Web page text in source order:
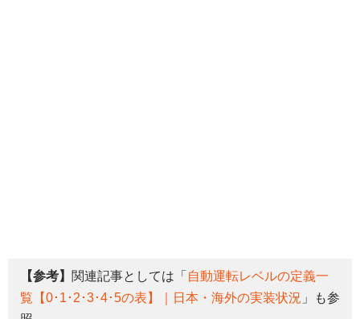
【参考】 関連記事としては「 自動運転レベルの定義一
覧【0･1･2･3･4･5の表】｜日本・海外の実装状況 」も参